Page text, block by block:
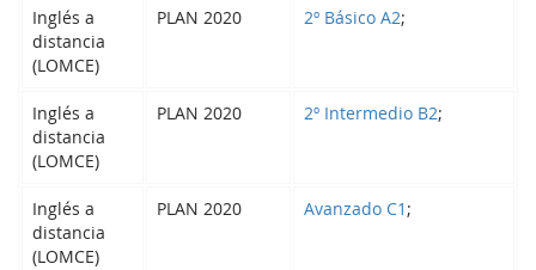
Inglés a
distancia
(LOMCE)
PLAN 2020 2º Básico A2;
Inglés a
distancia
(LOMCE)
PLAN 2020 2º Intermedio B2;
Inglés a
distancia
(LOMCE)
PLAN 2020 Avanzado C1 ;